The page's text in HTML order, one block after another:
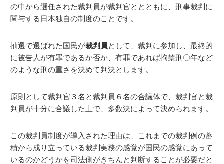
の中から選任された裁判員が裁判官ととともに、刑事裁判に
関与する日本独自の制度のことです。
抽選で選ばれた国民が裁判員として、裁判に参加し、最終的
に被告人が有罪であるか否か、有罪であれば拘禁刑〇年など
のような刑の重さを決めて判決とします。
原則として裁判官３名と裁判員６名の合議体で、裁判官と裁
判員が十分に合議した上で、多数決によって決められます。
この裁判員制度が導入された理由は、これまでの裁判例の蓄
積から成り立っている裁判実務の感覚が国民の感覚にあって
いるのかどうかを司法側がきちんと判断することが必要だと